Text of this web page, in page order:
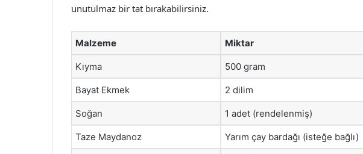
unutulmaz bir tat bırakabilirsiniz.
Malzeme Miktar
Kıyma 500 gram
Bayat Ekmek 2 dilim
Soğan 1 adet (rendelenmiş)
Taze Maydanoz Yarım çay bardağı (isteğe bağlı)